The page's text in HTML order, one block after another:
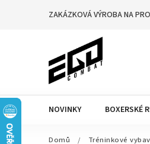
ZAKÁZKOVÁ VÝROBA NA
NOVINKY BOXERSKÉ
Domů / Tréninkové